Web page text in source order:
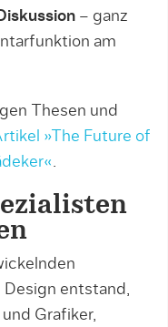
– ganz
am
Thesen und
»The Future of
.
entstand,
Grafiker,